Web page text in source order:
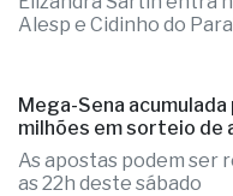
Alesp e Cidinho do
Mega-Sena acumulada
milhões em sorteio de
As apostas podem ser
as 22h deste sábado